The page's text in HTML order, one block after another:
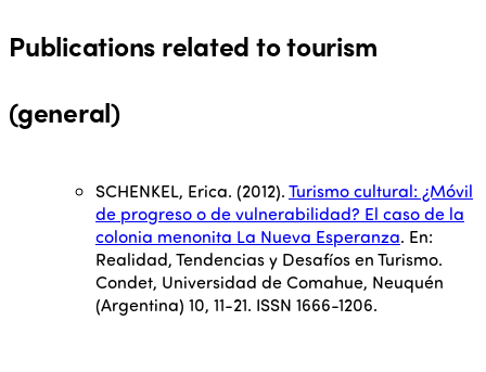
Publications related to tourism
(general)
SCHENKEL, Erica. (2012).Turismo cultural: ¿Móvil
de progreso o de vulnerabilidad? El caso de la
colonia menonita La Nueva Esperanza. En:
Realidad, Tendencias y Desafíos en Turismo.
Condet, Universidad de Comahue, Neuquén
(Argentina) 10, 11-21. ISSN 1666-1206.